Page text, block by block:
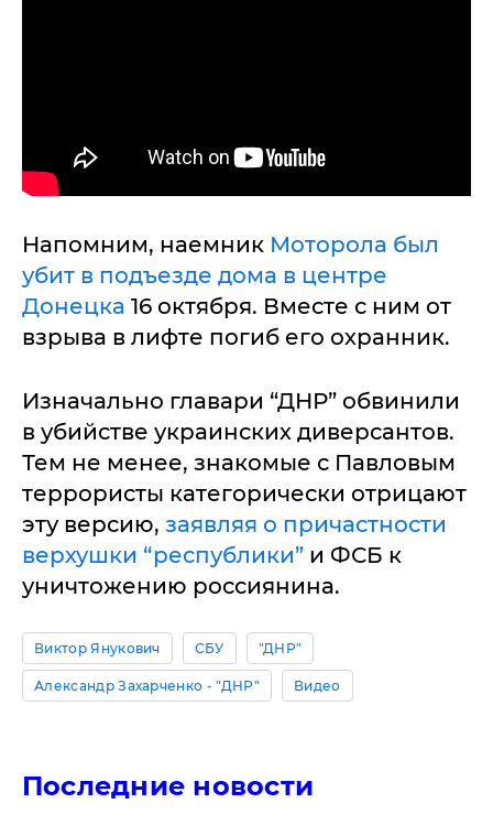
Напомним, наемник Моторола был
убит в подъезде дома в центре
Донецка 16 октября. Вместе с ним от
взрыва в лифте погиб его охранник.
Изначально главари “ДНР” обвинили
в убийстве украинских диверсантов.
Тем не менее, знакомые с Павловым
террористы категорически отрицают
эту версию, заявляя о причастности
верхушки “республики” и ФСБ к
уничтожению россиянина.
Виктор Янукович СБУ "ДНР"
Александр Захарченко - "ДНР" Видео
Последние новости